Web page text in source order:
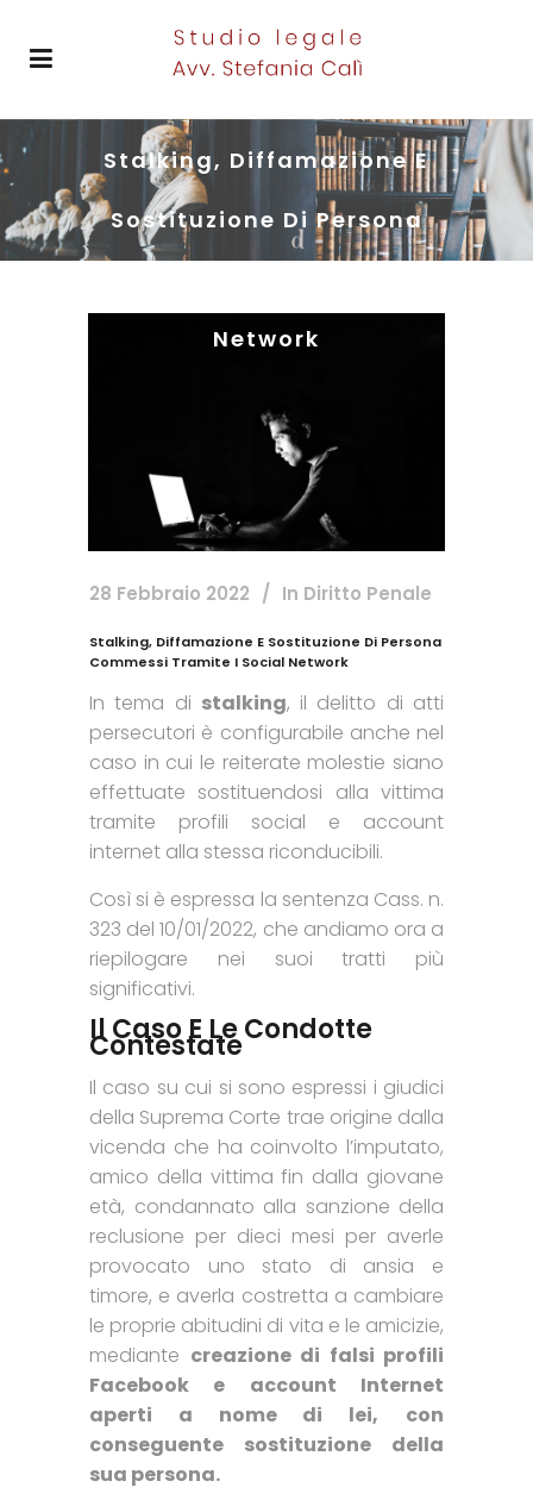
Stalking, Diffamazione E
Sostituzione Di Persona
Network
28 Febbraio 2022 In Diritto Penale
Stalking, Diffamazione E Sostituzione Di Persona
Commessi Tramite I Social Network
In tema di stalking, il delitto di atti
persecutori è configurabile anche nel
caso in cui le reiterate molestie siano
effettuate sostituendosi alla vittima
tramite profili social e account
internet alla stessa riconducibili.
Così si è espressa la sentenza Cass. n.
323 del 10/01/2022, che andiamo ora a
riepilogare nei suoi tratti più
significativi.
Il Caso E Le Condotte
Contestate
Il caso su cui si sono espressi i giudici
della Suprema Corte trae origine dalla
vicenda che ha coinvolto l’imputato,
amico della vittima fin dalla giovane
età, condannato alla sanzione della
reclusione per dieci mesi per averle
provocato uno stato di ansia e
timore, e averla costretta a cambiare
le proprie abitudini di vita e le amicizie,
mediante creazione di falsi profili
Facebook e account Internet
aperti a nome di lei,
con
conseguente sostituzione della
sua persona.